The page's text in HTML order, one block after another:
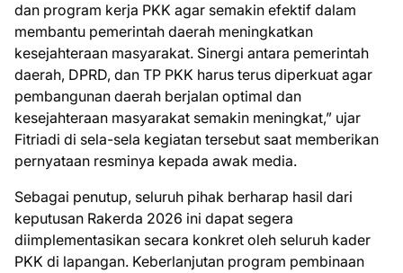
dan program kerja PKK agar semakin efektif dalam
membantu pemerintah daerah meningkatkan
kesejahteraan masyarakat. Sinergi antara pemerintah
daerah, DPRD, dan TP PKK harus terus diperkuat agar
pembangunan daerah berjalan optimal dan
kesejahteraan masyarakat semakin meningkat,” ujar
Fitriadi di sela-sela kegiatan tersebut saat memberikan
pernyataan resminya kepada awak media.
​Sebagai penutup, seluruh pihak berharap hasil dari
keputusan Rakerda 2026 ini dapat segera
diimplementasikan secara konkret oleh seluruh kader
PKK di lapangan. Keberlanjutan program pembinaan